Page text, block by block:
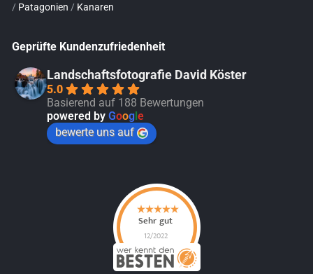
/ Patagonien / Kanaren
Geprüfte Kundenzufriedenheit
Landschaftsfotografie David Köster
5.0
Basierend auf 188 Bewertungen
powered by Google
bewerte uns auf